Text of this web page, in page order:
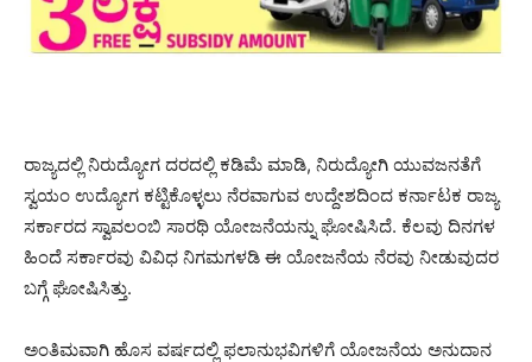
ರಾಜ್ಯದಲ್ಲಿ ನಿರುದ್ಯೋಗ ದರದಲ್ಲಿ ಕಡಿಮೆ ಮಾಡಿ, ನಿರುದ್ಯೋಗಿ ಯುವಜನತೆಗೆ
ಸ್ವಯಂ ಉದ್ಯೋಗ ಕಟ್ಟಿಕೊಳ್ಳಲು ನೆರವಾಗುವ ಉದ್ದೇಶದಿಂದ ಕರ್ನಾಟಕ ರಾಜ್ಯ
ಸರ್ಕಾರದ ಸ್ವಾವಲಂಬಿ ಸಾರಥಿ ಯೋಜನೆಯನ್ನು ಘೋಷಿಸಿದೆ. ಕೆಲವು ದಿನಗಳ
ಹಿಂದೆ ಸರ್ಕಾರವು ವಿವಿಧ ನಿಗಮಗಳಡಿ ಈ ಯೋಜನೆಯ ನೆರವು ನೀಡುವುದರ
ಬಗ್ಗೆ ಘೋಷಿಸಿತ್ತು.
ಅಂತಿಮವಾಗಿ ಹೊಸ ವರ್ಷದಲ್ಲಿ ಫಲಾನುಭವಿಗಳಿಗೆ ಯೋಜನೆಯ ಅನುದಾನ